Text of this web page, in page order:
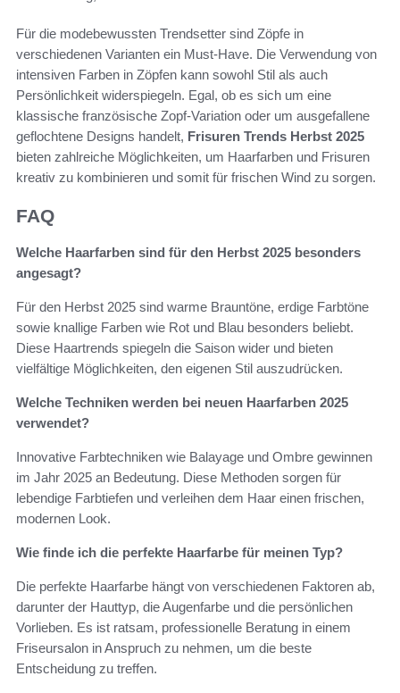
Für die modebewussten Trendsetter sind Zöpfe in
verschiedenen Varianten ein Must-Have. Die Verwendung von
intensiven Farben in Zöpfen kann sowohl Stil als auch
Persönlichkeit widerspiegeln. Egal, ob es sich um eine
klassische französische Zopf-Variation oder um ausgefallene
geflochtene Designs handelt, Frisuren Trends Herbst 2025
bieten zahlreiche Möglichkeiten, um Haarfarben und Frisuren
kreativ zu kombinieren und somit für frischen Wind zu sorgen.
FAQ
Welche Haarfarben sind für den Herbst 2025 besonders
angesagt?
Für den Herbst 2025 sind warme Brauntöne, erdige Farbtöne
sowie knallige Farben wie Rot und Blau besonders beliebt.
Diese Haartrends spiegeln die Saison wider und bieten
vielfältige Möglichkeiten, den eigenen Stil auszudrücken.
Welche Techniken werden bei neuen Haarfarben 2025
verwendet?
Innovative Farbtechniken wie Balayage und Ombre gewinnen
im Jahr 2025 an Bedeutung. Diese Methoden sorgen für
lebendige Farbtiefen und verleihen dem Haar einen frischen,
modernen Look.
Wie finde ich die perfekte Haarfarbe für meinen Typ?
Die perfekte Haarfarbe hängt von verschiedenen Faktoren ab,
darunter der Hauttyp, die Augenfarbe und die persönlichen
Vorlieben. Es ist ratsam, professionelle Beratung in einem
Friseursalon in Anspruch zu nehmen, um die beste
Entscheidung zu treffen.